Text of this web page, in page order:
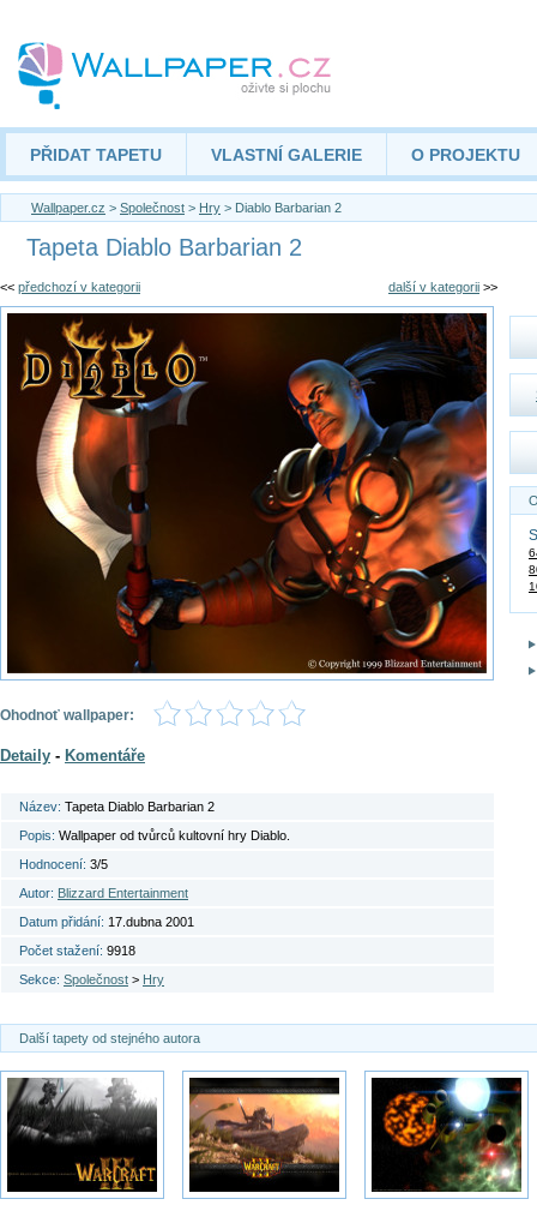
PŘIDAT TAPETU VLASTNÍ GALERIE O PROJEKTU
Wallpaper.cz > Společnost > Hry > Diablo Barbarian 2
Tapeta Diablo Barbarian 2
<< předchozí v kategorii další v kategorii >>
Ohodnoť wallpaper:
Detaily - Komentáře
Název: Tapeta Diablo Barbarian 2
Popis: Wallpaper od tvůrců kultovní hry Diablo.
Hodnocení: 3/5
Autor: Blizzard Entertainment
Datum přidání: 17.dubna 2001
Počet stažení: 9918
Sekce: Společnost > Hry
Další tapety od stejného autora